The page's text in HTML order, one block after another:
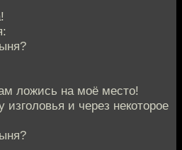
ложись на моё место!
изголовья и через некоторое